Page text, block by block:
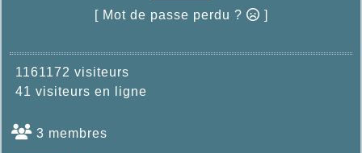
[ Mot de passe perdu ? ]
1161172 visiteurs
41 visiteurs en ligne
3 membres